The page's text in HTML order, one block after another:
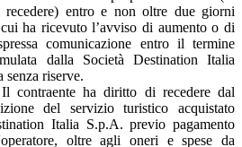
entro e non oltre due giorni
ha ricevuto l’avviso di aumento o di
comunicazione entro il termine
dalla Società Destination Italia
senza riserve.
contraente ha diritto di recedere dal
del servizio turistico acquistato
Italia S.p.A. previo pagamento
oltre agli oneri e spese da